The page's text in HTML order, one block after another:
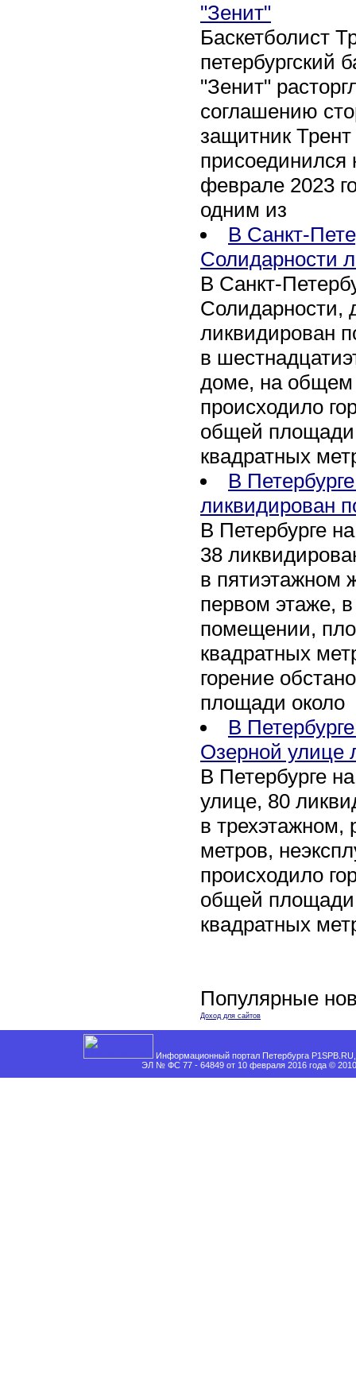
"Зенит"
Баскетболист
петербургский
"Зенит"
соглашению
защитник
присоединился
феврале 2023
одним из
В Санкт-
Солидарности
В Санкт-
Солидарности,
ликвидирован
в
доме, на общем
происходило
общей площади
квадратных
В
ликвидирован
В Петербурге
38
в пятиэтажном
первом этаже,
помещении,
квадратных
горение
площади около
В
Озерной улице
В Петербурге
улице, 80
в трехэтажном,
метров,
происходило
общей площади
квадратных
Популярные
Доход для сайтов
Информационный портал Петербурга
ЭЛ № ФС 77 - 64849 от 10 февраля 2016 года ©